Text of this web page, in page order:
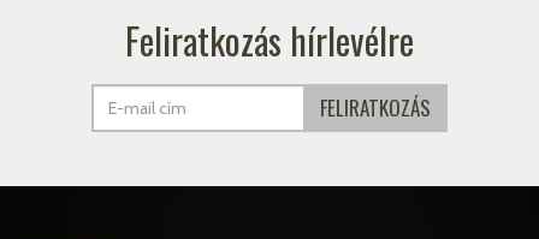
Feliratkozás hírlevélre